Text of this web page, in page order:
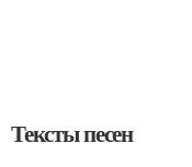
Тексты песен